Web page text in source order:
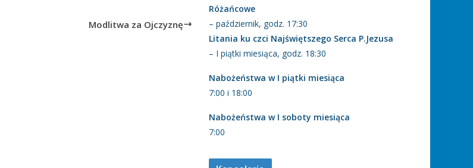
Modlitwa za Ojczyznę
Różańcowe
– październik, godz. 17:30
Litania ku czci Najświętszego Serca P.Jezusa
– I piątki miesiąca, godz. 18:30
Nabożeństwa w I piątki miesiąca
7:00 i 18:00
Nabożeństwa w I soboty miesiąca
7:00